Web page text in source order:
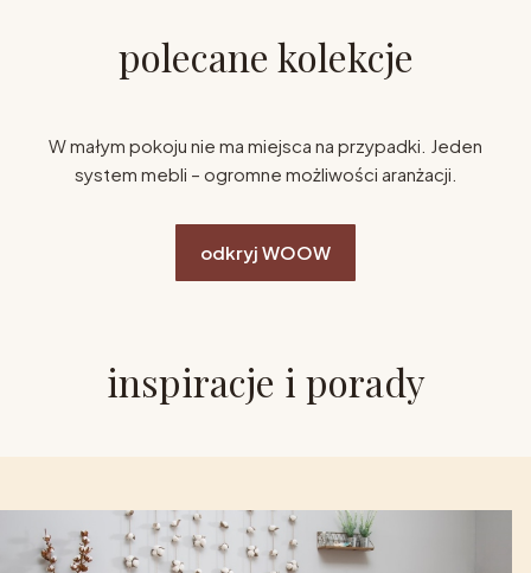
polecane kolekcje
W małym pokoju nie ma miejsca na przypadki. Jeden
system mebli – ogromne możliwości aranżacji.
odkryj WOOW
inspiracje i porady